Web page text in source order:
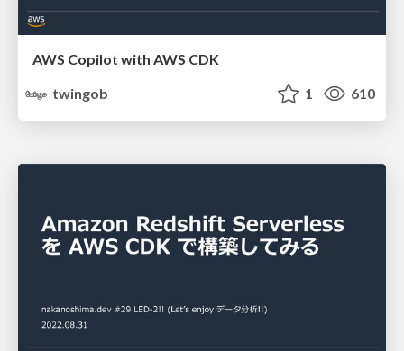
AWS Copilot with AWS CDK
twingob
1 610